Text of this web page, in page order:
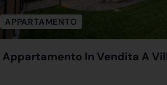
APPARTAMENTO
Appartamento In Vendita A